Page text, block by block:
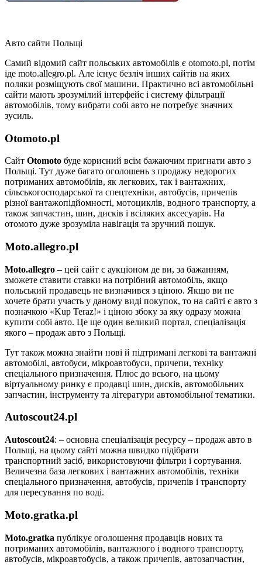
Авто сайти Польщі
Самий відомий сайт польських автомобілів є otomoto.pl, потім
іде moto.allegro.pl. Але існує безліч інших сайтів на яких
поляки розміщують свої машини. Практично всі автомобільні
сайти мають зрозумілий інтерфейс і систему фільтрації
автомобілів, тому вибрати собі авто не потребує значних
зусиль.
Otomoto.pl
Сайт Otomoto буде корисний всім бажаючим пригнати авто з
Польщі. Тут дуже багато оголошень з продажу недорогих
потриманих автомобілів, як легкових, так і вантажних,
сільськогосподарської та спецтехніки, автобусів, причепів
різної вантажопідйомності, мотоциклів, водного транспорту, а
також запчастин, шин, дисків і всіляких аксесуарів. На
отомото дуже зрозуміла навігація та зручний пошук.
Moto.allegro.pl
Moto.allegro – цей сайт є аукціоном де ви, за бажанням,
зможете ставити ставки на потрібний автомобіль, якщо
польський продавець не визначився з ціною. Якщо ви не
хочете брати участь у даному виді покупок, то на сайті є авто з
позначкою «Kup Teraz!» і ціною збоку за яку одразу можна
купити собі авто. Це ще один великий портал, спеціалізація
якого – продаж авто з Польщі.
Тут також можна знайти нові й підтримані легкові та вантажні
автомобілі, автобуси, мікроавтобуси, причепи, техніку
спеціального призначення. Плюс до всього, на цьому
віртуальному ринку є продавці шин, дисків, автомобільних
запчастин, інструменту та літератури автомобільної тематики.
Autoscout24.pl
Autoscout24: – основна спеціалізація ресурсу – продаж авто в
Польщі, на цьому сайті можна швидко підібрати
транспортний засіб, використовуючи фільтри і сортування.
Величезна база легкових і вантажних автомобілів, техніки
спеціального призначення, автобусів, причепів і транспорту
для пересування по воді.
Moto.gratka.pl
Moto.gratka публікує оголошення продавців нових та
потриманих автомобілів, вантажного і водного транспорту,
автобусів, мікроавтобусів, а також причепів, автозапчастин,